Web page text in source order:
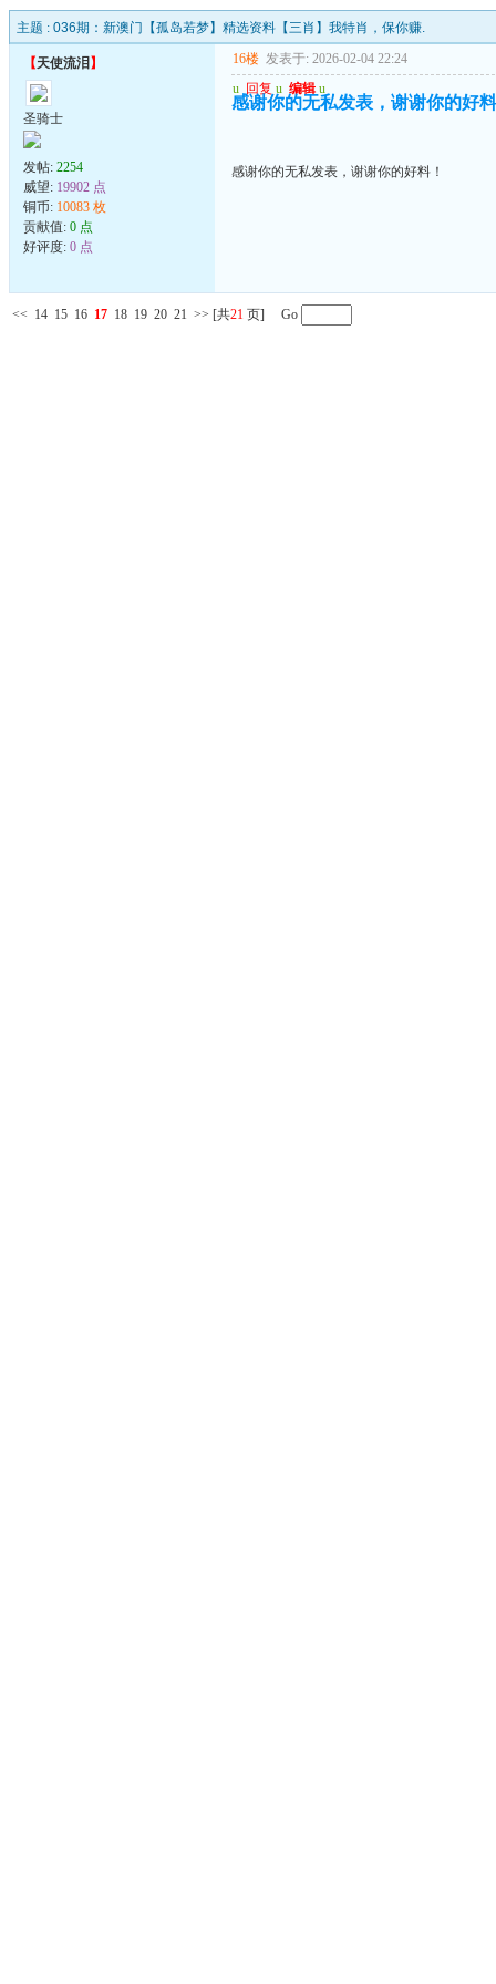
主题 : 036期：新澳门【孤岛若梦】精选资料【三肖】我特肖，保你赚.
【天使流泪 】
圣骑士
发帖: 2254
威望: 19902 点
铜币: 10083 枚
贡献值: 0 点
好评度: 0 点
16楼 发表于: 2026-02-04 22:24
u 回复 u 编辑 u
感谢你的无私发表，谢谢你的好
感谢你的无私发表，谢谢你的好料！
<< 14 15 16 17 18 19 20 21 >> [共21 页] Go